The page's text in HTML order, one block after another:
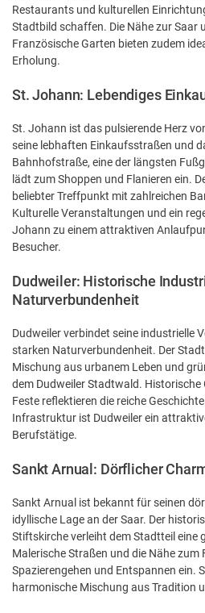
Restaurants und kulturellen
Stadtbild schaffen. Die Nähe zur Saar
Französische Garten bieten zudem
Erholung.
St. Johann: Lebendiges
St. Johann ist das pulsierende Herz
seine lebhaften Einkaufsstraßen und
Bahnhofstraße, eine der längsten
lädt zum Shoppen und Flanieren ein.
beliebter Treffpunkt mit zahlreichen
Kulturelle Veranstaltungen und ein
Johann zu einem attraktiven
Besucher.
Dudweiler: Historische
Naturverbundenheit
Dudweiler verbindet seine industrielle
starken Naturverbundenheit. Der
Mischung aus urbanem Leben und
dem Dudweiler Stadtwald.
Feste reflektieren die reiche
Infrastruktur ist Dudweiler ein
Berufstätige.
Sankt Arnual: Dörflicher
Sankt Arnual ist bekannt für seinen
idyllische Lage an der Saar. Der
Stiftskirche verleiht dem Stadtteil eine
Malerische Straßen und die Nähe zum
Spazierengehen und Entspannen ein.
harmonische Mischung aus Tradition